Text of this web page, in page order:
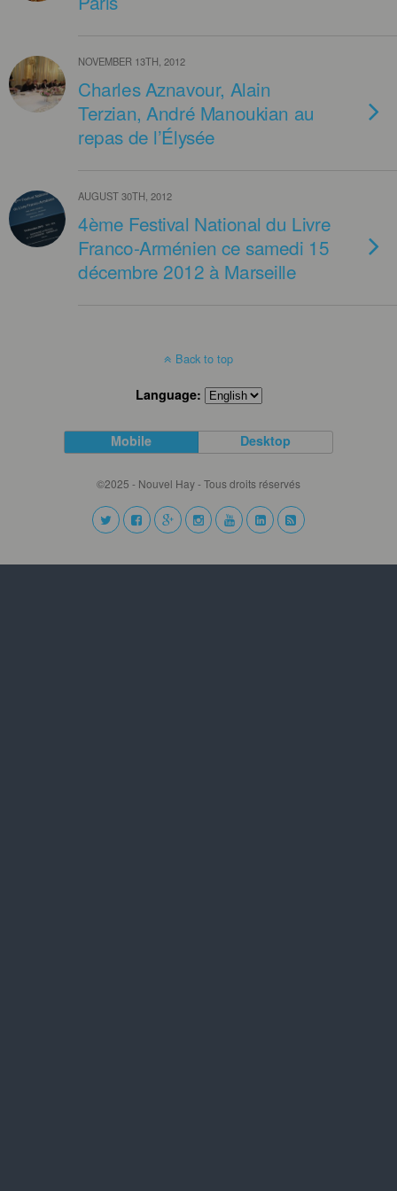
NOVEMBER 13TH, 2012
Charles Aznavour, Alain
Terzian, André Manoukian au
repas de l’Élysée
AUGUST 30TH, 2012
4ème Festival National du Livre
Franco-Arménien ce samedi 15
décembre 2012 à Marseille
Back to top
Language:
Mobile Desktop
©2025 - Nouvel Hay - Tous droits réservés